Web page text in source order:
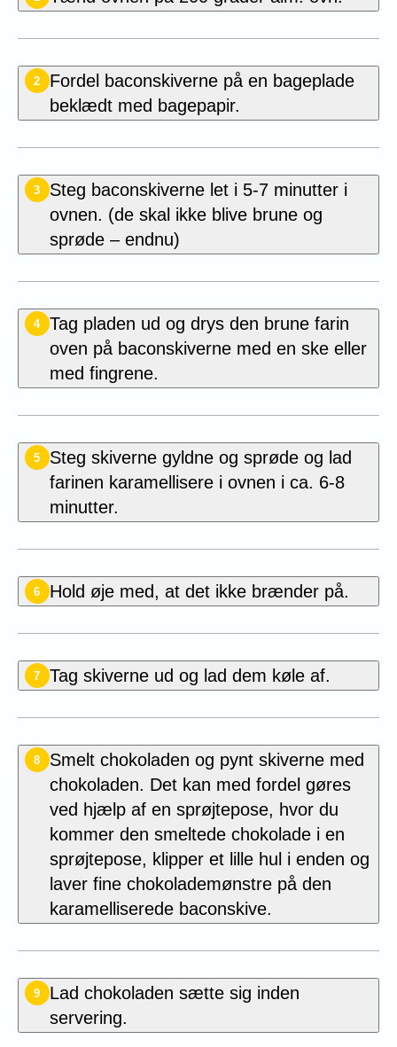
2
Fordel baconskiverne på en bageplade
beklædt med bagepapir.
3
Steg baconskiverne let i 5-7 minutter i
ovnen. (de skal ikke blive brune og
sprøde – endnu)
4
Tag pladen ud og drys den brune farin
oven på baconskiverne med en ske eller
med fingrene.
5
Steg skiverne gyldne og sprøde og lad
farinen karamellisere i ovnen i ca. 6-8
minutter.
6 Hold øje med, at det ikke brænder på.
7 Tag skiverne ud og lad dem køle af.
8
Smelt chokoladen og pynt skiverne med
chokoladen. Det kan med fordel gøres
ved hjælp af en sprøjtepose, hvor du
kommer den smeltede chokolade i en
sprøjtepose, klipper et lille hul i enden og
laver fine chokolademønstre på den
karamelliserede baconskive.
9
Lad chokoladen sætte sig inden
servering.